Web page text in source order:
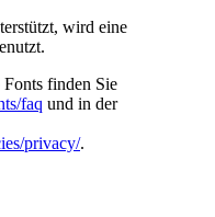
wird eine
finden Sie
faq und in der
privacy/.